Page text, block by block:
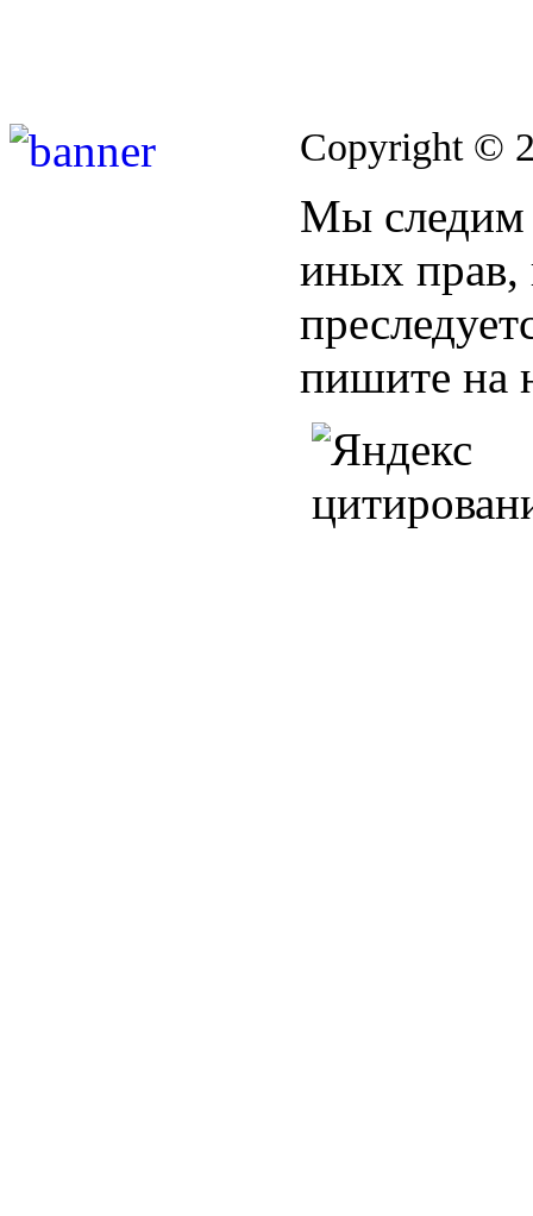
Copyright ©
Мы следим
иных прав,
пишите на